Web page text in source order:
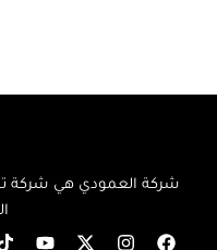
شركة العمودي هي شركة